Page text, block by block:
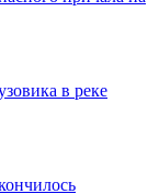
в реке